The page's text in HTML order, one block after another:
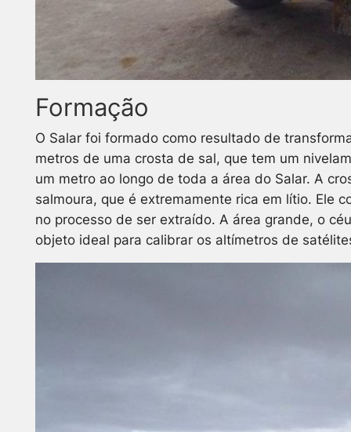
Formação
O Salar foi formado como resultado de
metros de uma crosta de sal, que tem um
um metro ao longo de toda a área do Salar. A
salmoura, que é extremamente rica em lítio. Ele
no processo de ser extraído. A área grande, o
objeto ideal para calibrar os altímetros de